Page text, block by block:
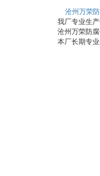
沧州万荣
我厂专业生产
沧州万荣防
本厂长期专